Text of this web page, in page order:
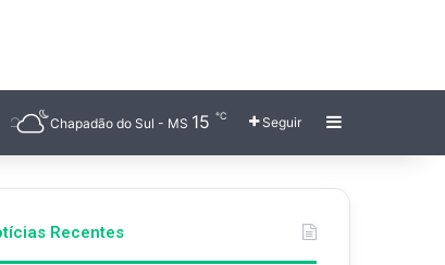
Chapadão do Sul - MS 15 ℃ Seguir Barra Lateral
Recentes